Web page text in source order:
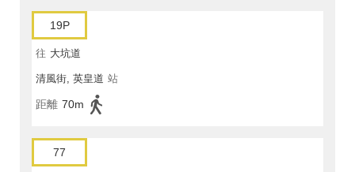
19P
往 大坑道
清風街, 英皇道 站
距離 70m
77